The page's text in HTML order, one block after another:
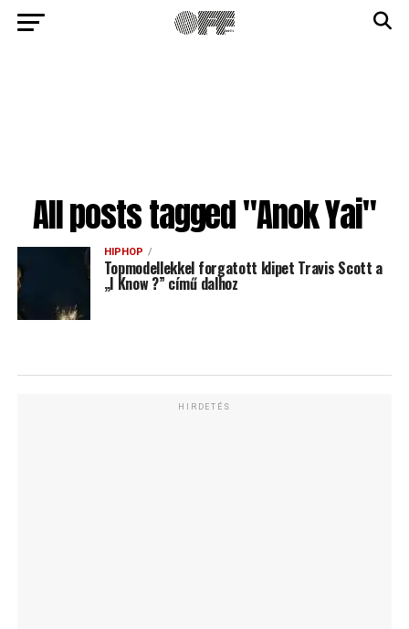
All posts tagged "Anok Yai"
HIPHOP
Topmodellekkel forgatott klipet Travis Scott a
„I Know ?” című dalhoz
HIRDETÉS